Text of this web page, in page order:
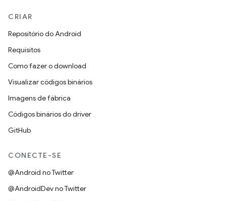
CRIAR
Repositório do Android
Requisitos
Como fazer o download
Visualizar códigos binários
Imagens de fábrica
Códigos binários do driver
GitHub
CONECTE-SE
@Android no Twitter
@AndroidDev no Twitter